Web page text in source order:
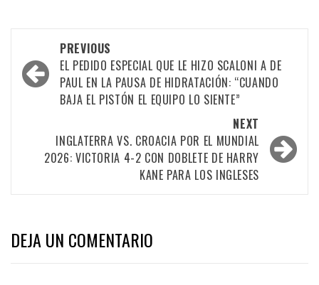
PREVIOUS
EL PEDIDO ESPECIAL QUE LE HIZO SCALONI A DE
PAUL EN LA PAUSA DE HIDRATACIÓN: “CUANDO
BAJA EL PISTÓN EL EQUIPO LO SIENTE”
NEXT
INGLATERRA VS. CROACIA POR EL MUNDIAL
2026: VICTORIA 4-2 CON DOBLETE DE HARRY
KANE PARA LOS INGLESES
DEJA UN COMENTARIO